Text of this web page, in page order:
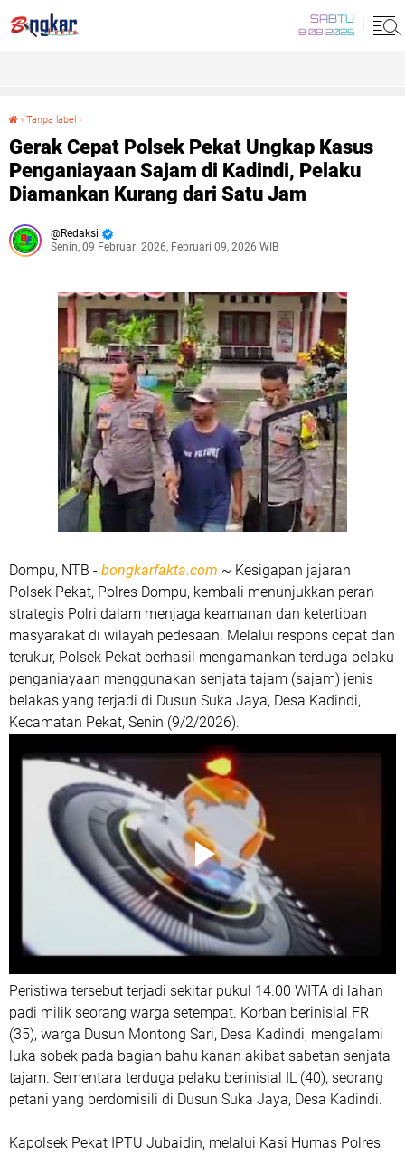
SABTU
8 08 2026
› Tanpa label ›
Gerak Cepat Polsek Pekat Ungkap Kasus
Penganiayaan Sajam di Kadindi, Pelaku
Diamankan Kurang dari Satu Jam
Redaksi
Senin, 09 Februari 2026, Februari 09, 2026 WIB
Dompu, NTB - bongkarfakta.com ~ Kesigapan jajaran
Polsek Pekat, Polres Dompu, kembali menunjukkan peran
strategis Polri dalam menjaga keamanan dan ketertiban
masyarakat di wilayah pedesaan. Melalui respons cepat dan
terukur, Polsek Pekat berhasil mengamankan terduga pelaku
penganiayaan menggunakan senjata tajam (sajam) jenis
belakas yang terjadi di Dusun Suka Jaya, Desa Kadindi,
Kecamatan Pekat, Senin (9/2/2026).
Peristiwa tersebut terjadi sekitar pukul 14.00 WITA di lahan
padi milik seorang warga setempat. Korban berinisial FR
(35), warga Dusun Montong Sari, Desa Kadindi, mengalami
luka sobek pada bagian bahu kanan akibat sabetan senjata
tajam. Sementara terduga pelaku berinisial IL (40), seorang
petani yang berdomisili di Dusun Suka Jaya, Desa Kadindi.
Kapolsek Pekat IPTU Jubaidin, melalui Kasi Humas Polres